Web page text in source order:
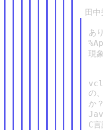
あ
現
の
か？
C